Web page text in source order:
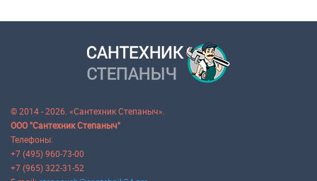
© 2014 - 2026. «Сантехник Степаныч».
ООО "Сантехник Степаныч"
Телефоны:
+7 (495) 960-73-00
+7 (965) 322-31-52